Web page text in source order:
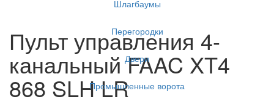
Шлагбаумы
Перегородки
Двери
Промышленные ворота
Пульт управления 4-
канальный FAAC XT4
868 SLH LR